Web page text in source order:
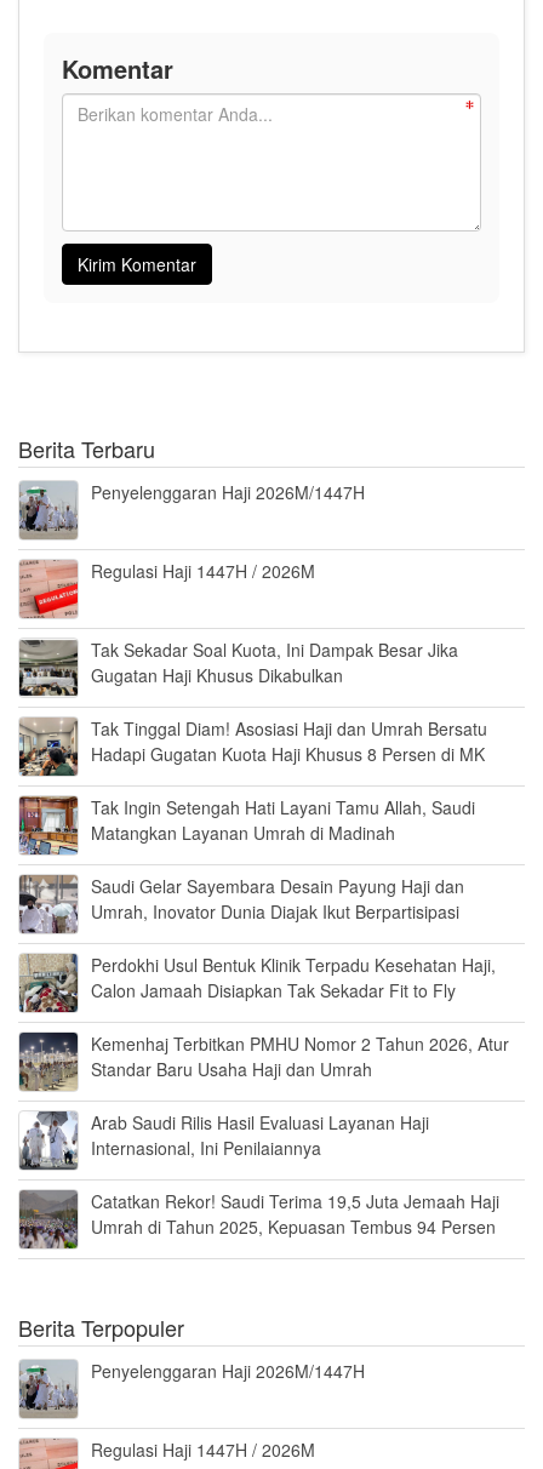
Komentar
Berita Terbaru
Penyelenggaran Haji 2026M/1447H
Regulasi Haji 1447H / 2026M
Tak Sekadar Soal Kuota, Ini Dampak Besar Jika
Gugatan Haji Khusus Dikabulkan
Tak Tinggal Diam! Asosiasi Haji dan Umrah Bersatu
Hadapi Gugatan Kuota Haji Khusus 8 Persen di MK
Tak Ingin Setengah Hati Layani Tamu Allah, Saudi
Matangkan Layanan Umrah di Madinah
Saudi Gelar Sayembara Desain Payung Haji dan
Umrah, Inovator Dunia Diajak Ikut Berpartisipasi
Perdokhi Usul Bentuk Klinik Terpadu Kesehatan Haji,
Calon Jamaah Disiapkan Tak Sekadar Fit to Fly
Kemenhaj Terbitkan PMHU Nomor 2 Tahun 2026, Atur
Standar Baru Usaha Haji dan Umrah
Arab Saudi Rilis Hasil Evaluasi Layanan Haji
Internasional, Ini Penilaiannya
Catatkan Rekor! Saudi Terima 19,5 Juta Jemaah Haji
Umrah di Tahun 2025, Kepuasan Tembus 94 Persen
Berita Terpopuler
Penyelenggaran Haji 2026M/1447H
Regulasi Haji 1447H / 2026M